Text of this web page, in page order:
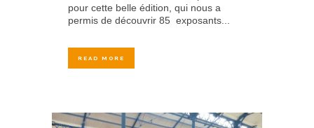
pour cette belle édition, qui nous a
permis de découvrir 85 exposants...
READ MORE